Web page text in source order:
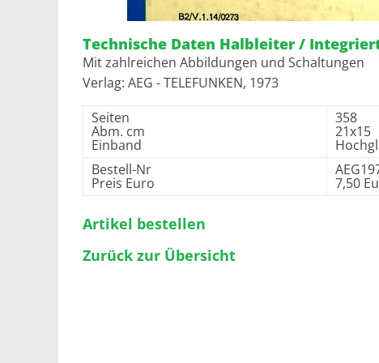
Technische Daten Halbleiter /
Mit zahlreichen Abbildungen und Schaltungen
Verlag: AEG - TELEFUNKEN, 1973
Seiten
Abm. cm
Einband
358
21x15
Bestell-Nr
Preis Euro 7,50
Artikel bestellen
Zurück zur Übersicht